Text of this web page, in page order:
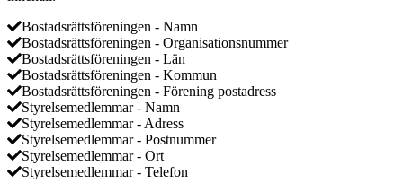
Bostadsrättsföreningen - Namn
Bostadsrättsföreningen - Organisationsnummer
Bostadsrättsföreningen - Län
Bostadsrättsföreningen - Kommun
Bostadsrättsföreningen - Förening postadress
Styrelsemedlemmar - Namn
Styrelsemedlemmar - Adress
Styrelsemedlemmar - Postnummer
Styrelsemedlemmar - Ort
Styrelsemedlemmar - Telefon